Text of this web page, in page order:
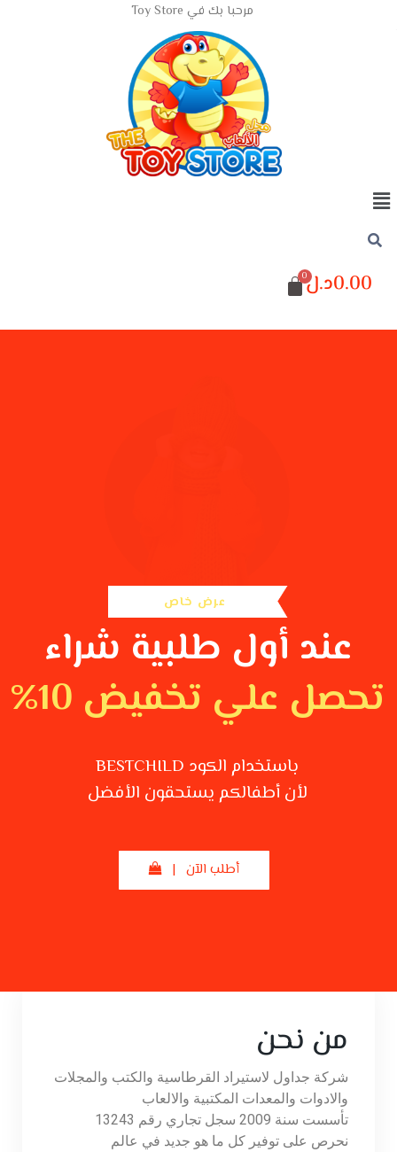
مرحبا بك في Toy Store
0.00د.ل
تحصل علي تخفيض 10%
عند أول طلبية شراء
باستخدام الكود BESTCHILD
لأن أطفالكم يستحقون الأفضل
أطلب الآن |
عرض خاص
من نحن
شركة جداول لاستيراد القرطاسية والكتب والمجلات
والادوات والمعدات المكتبية والالعاب
تأسست سنة 2009 سجل تجاري رقم 13243
نحرص على توفير كل ما هو جديد في عالم